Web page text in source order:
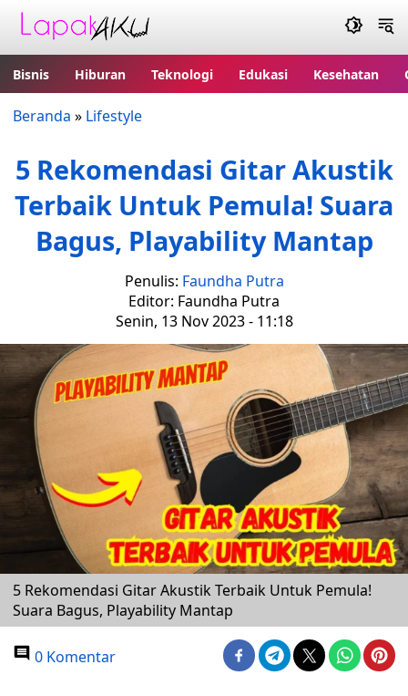
Bisnis Hiburan Teknologi Edukasi Kesehatan
Beranda » Lifestyle
5 Rekomendasi Gitar Akustik
Terbaik Untuk Pemula! Suara
Bagus, Playability Mantap
Penulis: Faundha Putra
Editor: Faundha Putra
Senin, 13 Nov 2023 - 11:18
5 Rekomendasi Gitar Akustik Terbaik Untuk Pemula!
Suara Bagus, Playability Mantap
0 Komentar